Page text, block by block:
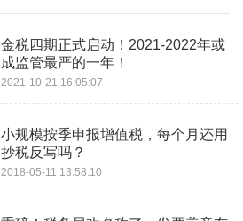
金税四期正式启动！2021-2022年或
成监管最严的一年！
2021-10-21 16:05:07
小规模按季申报增值税，每个月还用
抄税反写吗？
2018-05-11 13:58:10